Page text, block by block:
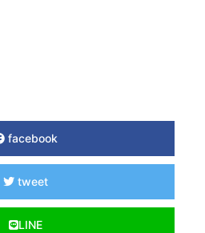
facebook
tweet
LINE